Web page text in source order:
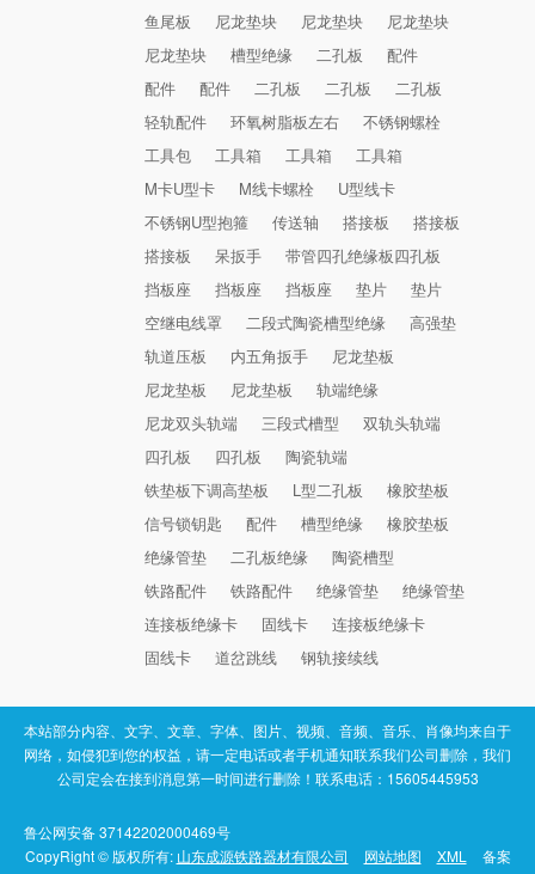
鱼尾板
尼龙垫块 尼龙垫块
尼龙垫块
尼龙垫块
槽型绝缘 二孔板
配件
配件
配件 二孔板 二孔板
二孔板
轻轨配件
环氧树脂板左右
不锈钢螺栓
工具包
工具箱 工具箱
工具箱
M卡U型卡
M线卡螺栓
U型线卡
不锈钢U型抱箍
传送轴 搭接板
搭接板
搭接板
呆扳手
带管四孔绝缘板四孔板
挡板座
挡板座 挡板座 垫片
垫片
空继电线罩
二段式陶瓷槽型绝缘
高强垫
轨道压板
内五角扳手
尼龙垫板
尼龙垫板
尼龙垫板
轨端绝缘
尼龙双头轨端
三段式槽型
双轨头轨端
四孔板
四孔板
陶瓷轨端
铁垫板下调高垫板
L型二孔板
橡胶垫板
信号锁钥匙
配件 槽型绝缘
橡胶垫板
绝缘管垫
二孔板绝缘
陶瓷槽型
铁路配件
铁路配件 绝缘管垫
绝缘管垫
连接板绝缘卡
固线卡
连接板绝缘卡
固线卡
道岔跳线 钢轨接续线
本站部分内容、文字、文章、字体、图片、视频、音频、音乐、肖像均来自于
网络，如侵犯到您的权益，请一定电话或者手机通知联系我们公司删除，我们
公司定会在接到消息第一时间进行删除！联系电话：15605445953
鲁公网安备 37142202000469号
CopyRight © 版权所有: 山东成源铁路器材有限公司 网站地图 XML
备案